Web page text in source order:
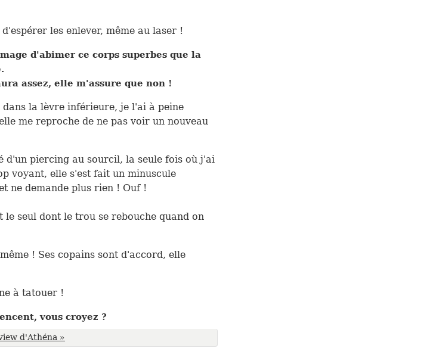
les enlever, même au laser !
d'abimer ce corps superbes que la
assez, elle m'assure que non !
la lèvre inférieure, je l'ai à peine
me reproche de ne pas voir un nouveau
d'un piercing au sourcil, la seule fois où j'ai
voyant, elle s'est fait un minuscule
ne demande plus rien ! Ouf !
le seul dont le trou se rebouche quand on
! Ses copains sont d'accord, elle
à tatouer !
vous croyez ?
d'Athéna »